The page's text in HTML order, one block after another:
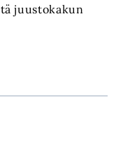
juustokakun